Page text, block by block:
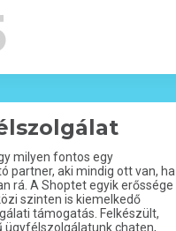
milyen fontos egy
partner, aki mindig ott van, ha
rá. A Shoptet egyik erőssége
szinten is kiemelkedő
támogatás. Felkészült,
ügyfélszolgálatunk chaten,